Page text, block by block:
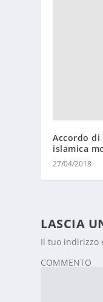
Accordo di
islamica
27/04/2018
LASCIA
Il tuo indirizzo
COMMENTO